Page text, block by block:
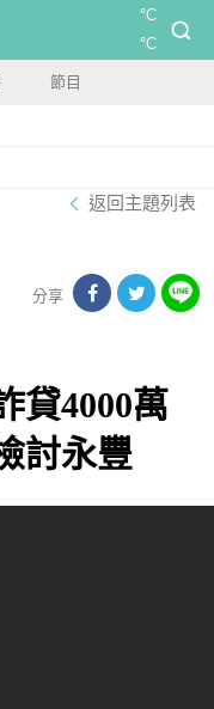
°C
°C
節目
返回主題列表
分享
貸4000萬
討永豐